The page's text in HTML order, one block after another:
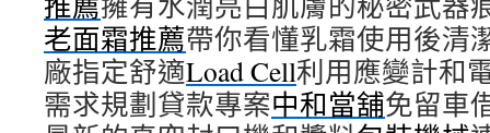
錢〉
中
老面霜推薦帶你看懂乳霜使用後清
廠指定舒適Load Cell利用應變計和
需求規劃貸款專案中和當舖免留車